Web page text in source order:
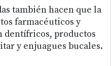
también hacen que la
farmacéuticos y
dentífricos, productos
y enjuagues bucales.